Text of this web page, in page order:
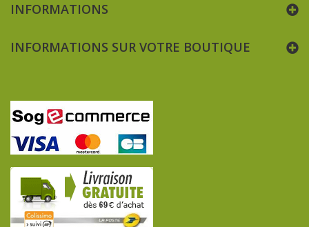
INFORMATIONS
INFORMATIONS SUR VOTRE BOUTIQUE